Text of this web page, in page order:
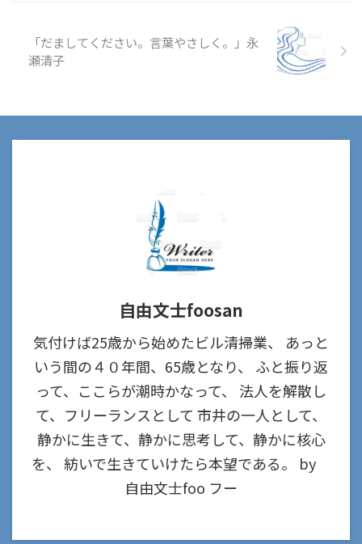
「だましてください。言葉やさしく。」永
瀬清子
自由文士foosan
気付けば25歳から始めたビル清掃業、 あっと
いう間の４０年間、65歳となり、 ふと振り返
って、ここらが潮時かなって、 法人を解散し
て、フリーランスとして 市井の一人として、
静かに生きて、静かに思考して、静かに核心
を、 紡いで生きていけたら本望である。 by
自由文士foo フー